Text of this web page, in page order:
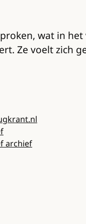
wat in
Ze voelt zich
archief